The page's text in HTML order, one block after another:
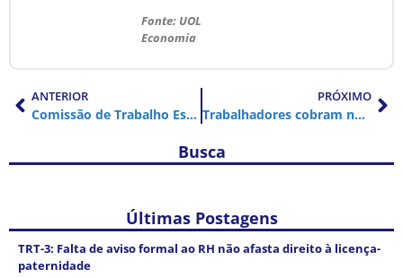
Fonte: UOL
Economia
ANTERIOR
Comissão de Trabalho Escravo pede que Senado rejeite Reforma Trabalhista
PRÓXIMO
Trabalhadores cobram negociação com OAB em protesto na cidade de São Paulo
Busca
Últimas Postagens
TRT-3: Falta de aviso formal ao RH não afasta direito à licença-
paternidade